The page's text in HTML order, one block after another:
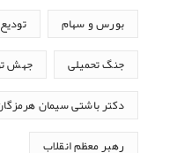
بورس و سهام
جنگ تحمیلی جهش
دکتر باشتی سیمان
رهبر معظم انقلاب